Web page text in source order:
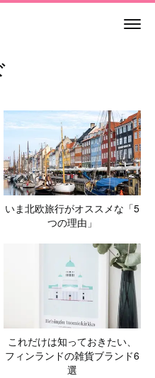
いま北欧旅行がオススメな「5
つの理由」
これだけは知っておきたい、
フィンランドの雑貨ブランド6
選